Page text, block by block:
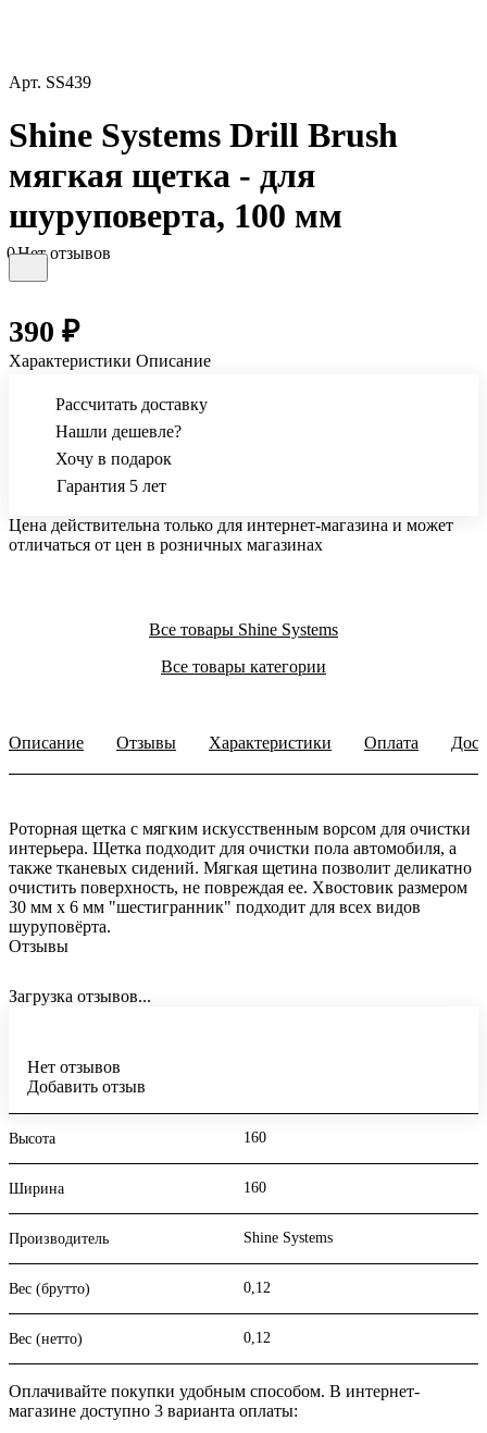
Арт. SS439
Shine Systems Drill Brush
мягкая щетка - для
шуруповерта, 100 мм
0Нет отзывов
390 ₽
Характеристики Описание
Рассчитать доставку
Нашли дешевле?
Хочу в подарок
Гарантия 5 лет
Цена действительна только для интернет-магазина и может
отличаться от цен в розничных магазинах
Все товары Shine Systems
Все товары категории
Описание Отзывы Характеристики Оплата
Роторная щетка с мягким искусственным ворсом для очистки
интерьера. Щетка подходит для очистки пола автомобиля, а
также тканевых сидений. Мягкая щетина позволит деликатно
очистить поверхность, не повреждая ее. Хвостовик размером
30 мм х 6 мм "шестигранник" подходит для всех видов
шуруповёрта.
Отзывы
Загрузка отзывов...
Нет отзывов
Добавить отзыв
Высота 160
Ширина 160
Производитель Shine Systems
Вес (брутто) 0,12
Вес (нетто) 0,12
Оплачивайте покупки удобным способом. В интернет-
магазине доступно 3 варианта оплаты: